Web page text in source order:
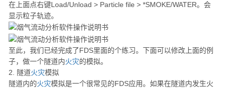
在上面点右键Load/Unload > Particle file > *SMOKE/WATER。会
显示粒子轨迹。
至此，我们已经完成了FDS里面的个练习。下面可以修改上面的例
子，做一个隧道内火灾的模拟。
2. 隧道火灾模拟
隧道内的火灾模拟是一个很常见的FDS应用。如果在隧道内发生火